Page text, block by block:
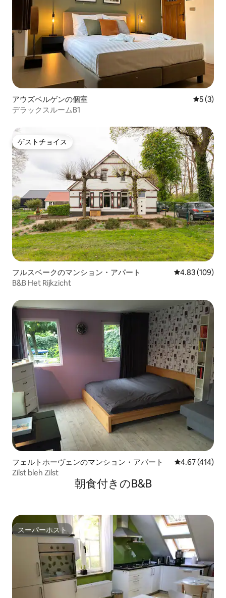
アウズベルゲンの個室 レビュー
5 (3)
デラックスルームB1
ゲストチョイス
ゲストチョイス
フルスベークのマンション・アパート レビュー109
4.83 (109)
B&B Het Rijkzicht
フェルトホーヴェンのマンション・アパート レビュー414
4.67 (414)
Zilst bleh Zilst
朝食付きのB&B
スーパーホスト
スーパーホスト